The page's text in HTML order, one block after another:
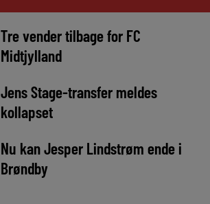
Tre vender tilbage for FC
Midtjylland
Jens Stage-transfer meldes
kollapset
Nu kan Jesper Lindstrøm ende i
Brøndby